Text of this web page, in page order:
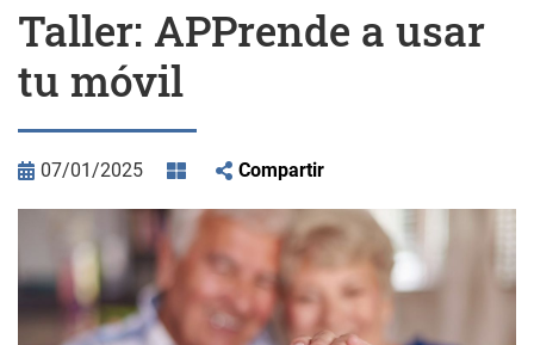
Taller: APPrende a usar
tu móvil
07/01/2025 Compartir